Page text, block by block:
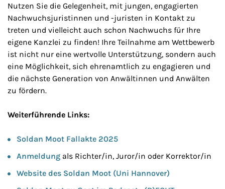
Nutzen Sie die Gelegenheit, mit jungen, engagierten
Nachwuchsjuristinnen und -juristen in Kontakt zu
treten und vielleicht auch schon Nachwuchs für Ihre
eigene Kanzlei zu finden! Ihre Teilnahme am Wettbewerb
ist nicht nur eine wertvolle Unterstützung, sondern auch
eine Möglichkeit, sich ehrenamtlich zu engagieren und
die nächste Generation von Anwältinnen und Anwälten
zu fördern.
Weiterführende Links:
Soldan Moot Fallakte 2025
Anmeldung als Richter/in, Juror/in oder Korrektor/in
Website des Soldan Moot (Uni Hannover)